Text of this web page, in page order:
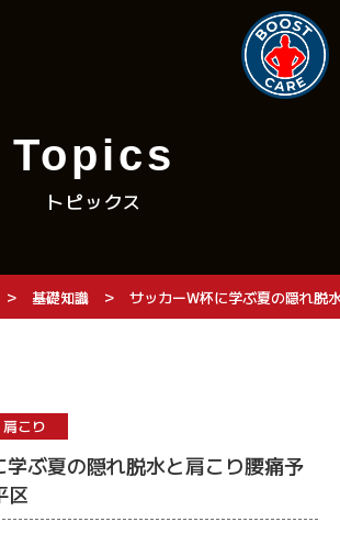
Topics
トピックス
> 基礎知識 > サッカーW杯に学ぶ夏の隠れ脱
肩こり
ぶ夏の隠れ脱水と肩こり腰痛予
区